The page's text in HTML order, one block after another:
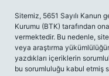
Sitemiz, 5651 Sayılı Kanun
Kurumu (BTK) tarafından
vermektedir. Bu nedenle,
veya araştırma
yazdıkları içeriklerin
bu sorumluluğu kabul etmiş